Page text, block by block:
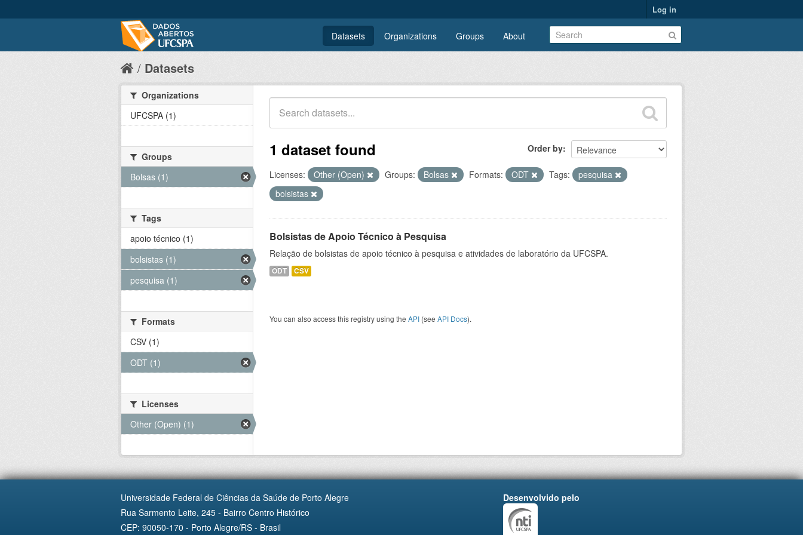
Log in
Datasets Organizations Groups About
Datasets
Order by
1 dataset found
Licenses: Other (Open) Groups: Bolsas Formats: ODT Tags:
pesquisa
bolsistas
Bolsistas de Apoio Técnico à Pesquisa
Relação de bolsistas de apoio técnico à pesquisa e atividades de laboratório da UFCSPA.
ODT CSV
You can also access this registry using the API (see API Docs).
Organizations
UFCSPA (1)
Groups
Bolsas (1)
Tags
apoio técnico (1)
bolsistas (1)
pesquisa (1)
Formats
CSV (1)
ODT (1)
Licenses
Other (Open) (1)
Universidade Federal de Ciências da Saúde de Porto Alegre
Rua Sarmento Leite, 245 - Bairro Centro Histórico
CEP: 90050-170 - Porto Alegre/RS - Brasil
Desenvolvido pelo